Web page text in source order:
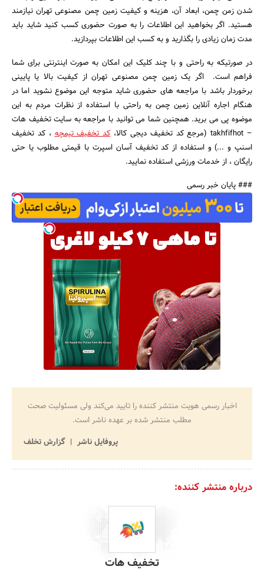
شدن زمن چمن، ابعاد آن، هزینه و کیفیت زمین چمن مصنوعی تهران نیازمند
هستید. اگر بخواهید این اطلاعات را به صورت حضوری کسب کنید شاید باید
مدت زمان زیادی را بگذارید و به کسب این اطلاعات بپردازید.
در صورتیکه به راحتی و با چند کلیک این امکان به صورت اینترنتی برای شما
فراهم است. اگر یک زمین چمن مصنوعی تهران از کیفیت بالا یا پایینی
برخوردار باشد با مراجعه های حضوری شاید متوجه این موضوع نشوید اما در
هنگام اجاره آنلاین زمین چمن به راحتی با استفاده از نظرات مردم به این
موضوه پی می برید. همچنین شما می توانید با مراجعه به سایت تخفیف هات
– takhfifhot (مرجع کد تخفیف دیجی کالا،
کد تخفیف تیمچه، کد تخفیف
اسنپ و ...) و استفاده از کد تخفیف آسان اسپرت با قیمتی مطلوب یا حتی
رایگان ، از خدمات ورزشی استفاده نمایید.
### پایان خبر رسمی
اخبار رسمی هویت منتشر کننده را تایید می‌کند ولی مسئولیت صحت
مطلب منتشر شده بر عهده ناشر است.
پروفایل ناشر
گزارش تخلف
درباره منتشر کننده:
تخفیف هات